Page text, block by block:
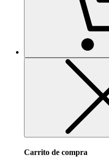
Carrito de compra